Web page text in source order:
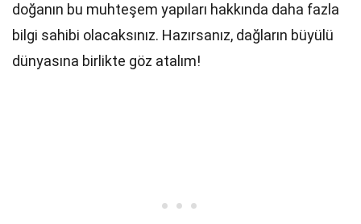
doğanın bu muhteşem yapıları hakkında daha fazla
bilgi sahibi olacaksınız. Hazırsanız, dağların büyülü
dünyasına birlikte göz atalım!